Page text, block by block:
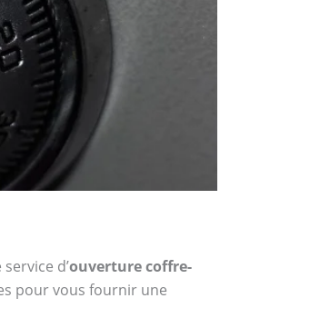
d’ouverture coffre-
pour vous fournir une